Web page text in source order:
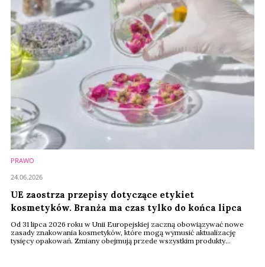
PRAWO
UE zaostrza przepisy dotyczące etykiet
kosmetyków. Branża ma czas tylko do końca lipca
Od 31 lipca 2026 roku w Unii Europejskiej zaczną obowiązywać nowe
zasady znakowania kosmetyków, które mogą wymusić aktualizację
tysięcy opakowań. Zmiany obejmują przede wszystkim produkty
24.06.2026